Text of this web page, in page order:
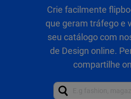
Crie facilmente
que geram tráfego e
seu catálogo com
de Design online.
compartilhe